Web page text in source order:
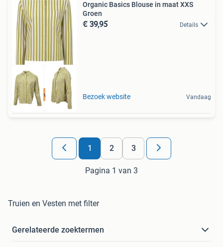
Tot 75% voordeel
Organic Basics Blouse in maat XXS
Groen
€ 39,95 Details
Bezoek website Vandaag
1 2 3
Pagina 1 van 3
Truien en Vesten met filter
Gerelateerde zoektermen